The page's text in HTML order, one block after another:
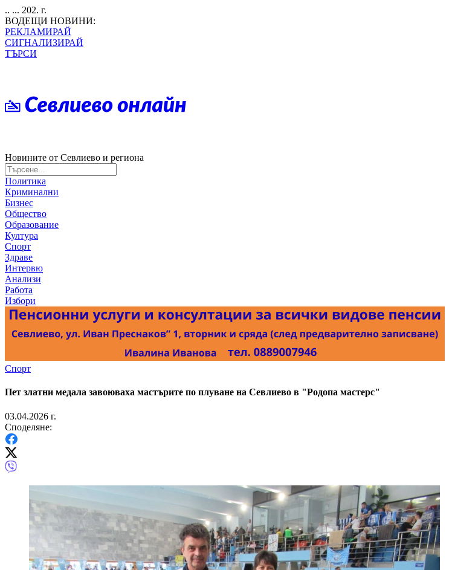
.. ... 202. г.
ВОДЕЩИ НОВИНИ:
РЕКЛАМИРАЙ
СИГНАЛИЗИРАЙ
ТЪРСИ
Новините от Севлиево и региона
Политика
Криминални
Бизнес
Общество
Образование
Култура
Спорт
Здраве
Интервю
Анализи
Работа
Избори
Спорт
Пет златни медала завоюваха мастърите по плуване на Севлиево в "Родопа мастерс"
03.04.2026 г.
Споделяне: